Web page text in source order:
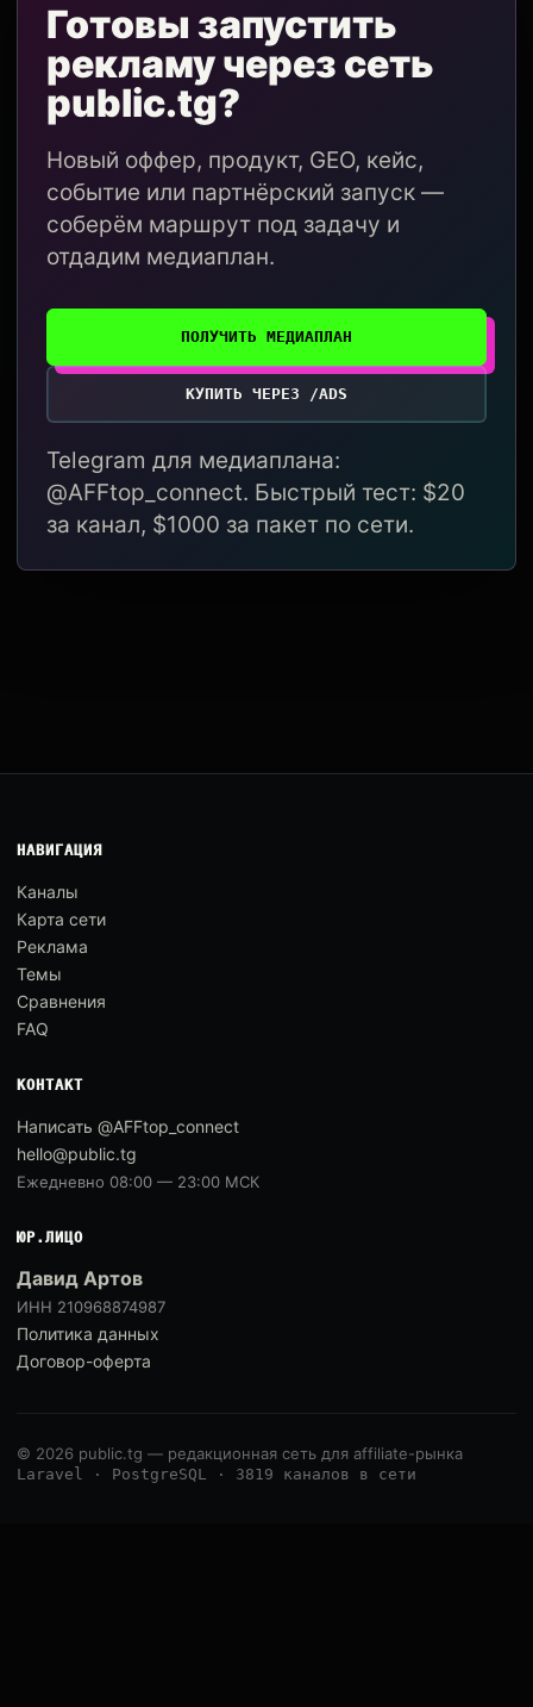
Готовы запустить
рекламу через сеть
public.tg?
Новый оффер, продукт, GEO, кейс,
событие или партнёрский запуск —
соберём маршрут под задачу и
отдадим медиаплан.
ПОЛУЧИТЬ МЕДИАПЛАН
КУПИТЬ ЧЕРЕЗ /ADS
Telegram для медиаплана:
@AFFtop_connect. Быстрый тест: $20
за канал, $1000 за пакет по сети.
НАВИГАЦИЯ
Каналы
Карта сети
Реклама
Темы
Сравнения
FAQ
КОНТАКТ
Написать @AFFtop_connect
hello@public.tg
Ежедневно 08:00 — 23:00 МСК
ЮР.ЛИЦО
Давид Артов
ИНН 210968874987
Политика данных
Договор-оферта
© 2026 public.tg — редакционная сеть для affiliate-рынка
Laravel · PostgreSQL · 3819 каналов в сети